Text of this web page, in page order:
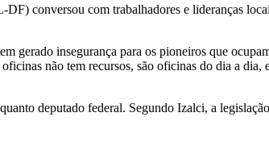
conversou com trabalhadores e lideranças
gerado insegurança para os pioneiros que
não tem recursos, são oficinas do dia a dia,
deputado federal. Segundo Izalci, a